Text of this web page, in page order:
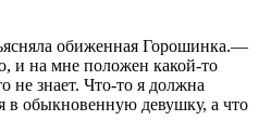
обиженная Горошинка.—
и на мне положен какой-то
не знает. Что-то я должна
в обыкновенную девушку, а что